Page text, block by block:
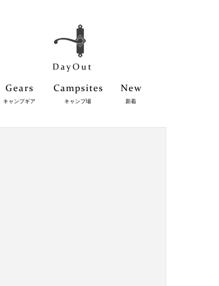
キャンプギア キャンプ場 新着